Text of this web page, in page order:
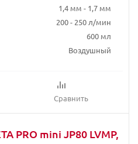
1,4 мм - 1,7 мм
200 - 250 л/мин
600 мл
Воздушный
Сравнить
PRO mini JP80 LVMP,